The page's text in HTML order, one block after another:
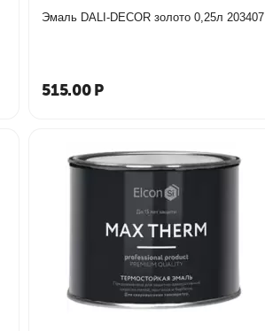
Эмаль DALI-DECOR золото 0,25л 203407
515.00 Р